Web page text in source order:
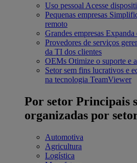
Uso pessoal Acesse
Pequenas empresas
remoto
Grandes empresas Expanda
Provedores de serviços
da TI dos clientes
OEMs Otimize o suporte e
Setor sem fins lucrativos e
na tecnologia TeamViewer
Por setor Principais
organizadas por
Automotiva
Agricultura
Logística